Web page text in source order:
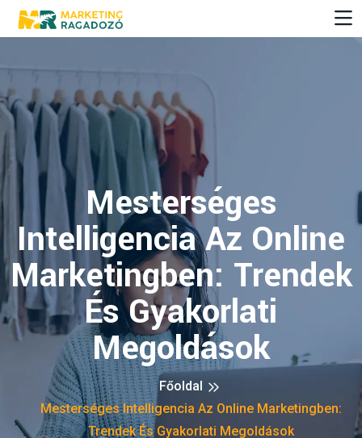
Mesterséges
Intelligencia Az Online
Marketingben: Trendek
És Gyakorlati
Megoldások
Főoldal
Mesterséges Intelligencia Az Online Marketingben:
Trendek És Gyakorlati Megoldások